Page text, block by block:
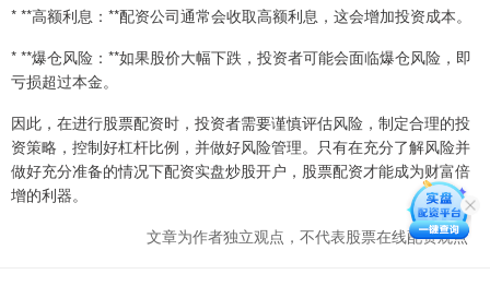
* **高额利息：**配资公司通常会收取高额利息，这会增加投资成本。
* **爆仓风险：**如果股价大幅下跌，投资者可能会面临爆仓风险，即
亏损超过本金。
因此，在进行股票配资时，投资者需要谨慎评估风险，制定合理的投
资策略，控制好杠杆比例，并做好风险管理。只有在充分了解风险并
做好充分准备的情况下配资实盘炒股开户，股票配资才能成为财富倍
增的利器。
文章为作者独立观点，不代表股票在线配资观点